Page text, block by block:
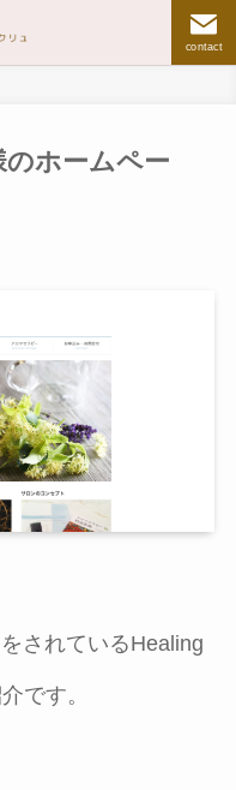
contact
ホームペー
されているHealing
です。